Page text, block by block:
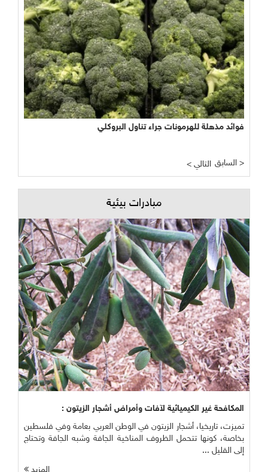
فوائد مذهلة للهرمونات جراء تناول البروكلي
نجاح مبشر وواعد لتجربة الأراضي الرطبة المصطنعة في معالجة
< التالي السابق >
مبادرات بيئية
المكافحة غير الكيميائية لآفات وأمراض أشجار الزيتون :
تميزت، تاريخيا، أشجار الزيتون في الوطن العربي بعامة وفي فلسطين
بخاصة، كونها تتحمل الظروف المناخية الجافة وشبه الجافة وتحتاج
إلى القليل ...
المزيد